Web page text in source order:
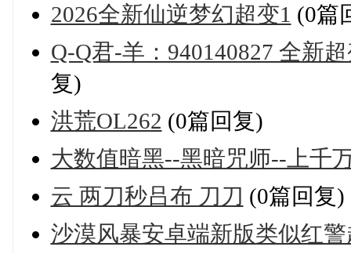
2026全新仙逆梦幻超变1 (0篇
Q-Q君-羊：940140827 全新
复)
洪荒OL262 (0篇回复)
大数值暗黑--黑暗咒师--上千
云 两刀秒吕布 刀刀 (0篇回复)
沙漠风暴安卓端新版类似红